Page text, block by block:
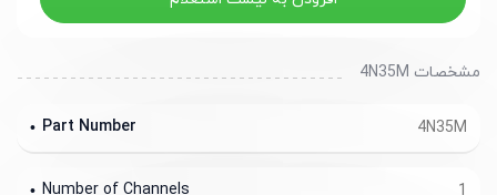
مشخصات 4N35M
4N35M
Part Number
Number of Channels